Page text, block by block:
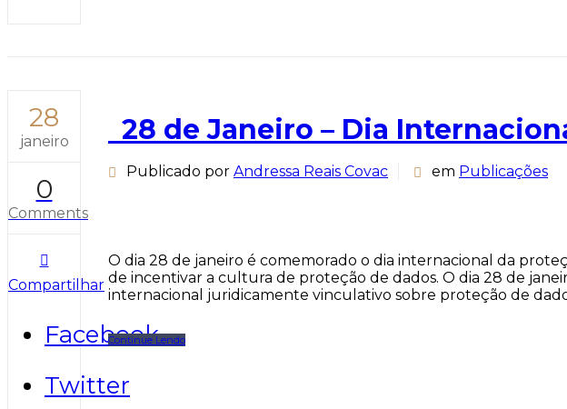
28
janeiro
0
Comments
Compartilhar
Facebook
Twitter
28 de Janeiro – Dia
Publicado por Andressa Reais Covac em Publicações
O dia 28 de janeiro é comemorado o dia internacional da
de incentivar a cultura de proteção de dados. O dia 28 de
internacional juridicamente vinculativo sobre proteção de
Continue Lendo